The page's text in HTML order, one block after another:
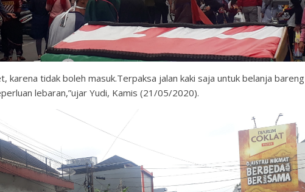
karena tidak boleh masuk.Terpaksa jalan kaki saja untuk belanja bareng
lebaran,”ujar Yudi, Kamis (21/05/2020).